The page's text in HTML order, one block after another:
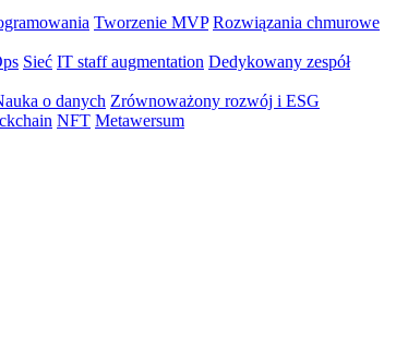
Tworzenie MVP Rozwiązania chmurowe
Sieć IT staff augmentation Dedykowany zespół
o danych Zrównoważony rozwój i ESG
NFT Metawersum